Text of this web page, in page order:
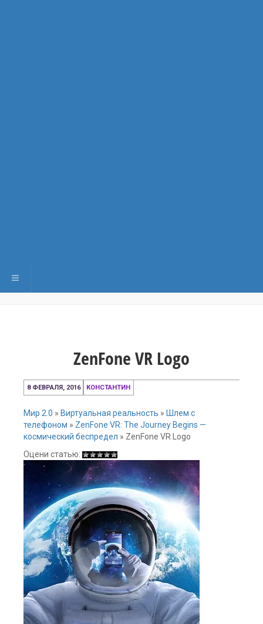
Переключить навигацию
ZenFone VR Logo
8 ФЕВРАЛЯ, 2016
8
февраля,
КОНСТАНТИН
Мир 2.0 » Виртуальная реальность » Шлем с
телефоном » ZenFone VR: The Journey Begins —
космический беспредел » ZenFone VR Logo
Оцени статью: